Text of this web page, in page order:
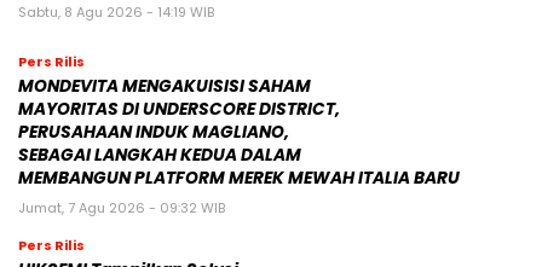
Sabtu, 8 Agu 2026 - 14:19 WIB
Pers Rilis
MONDEVITA MENGAKUISISI SAHAM
MAYORITAS DI UNDERSCORE DISTRICT,
PERUSAHAAN INDUK MAGLIANO,
SEBAGAI LANGKAH KEDUA DALAM
MEMBANGUN PLATFORM MEREK MEWAH ITALIA BARU
Jumat, 7 Agu 2026 - 09:32 WIB
Pers Rilis